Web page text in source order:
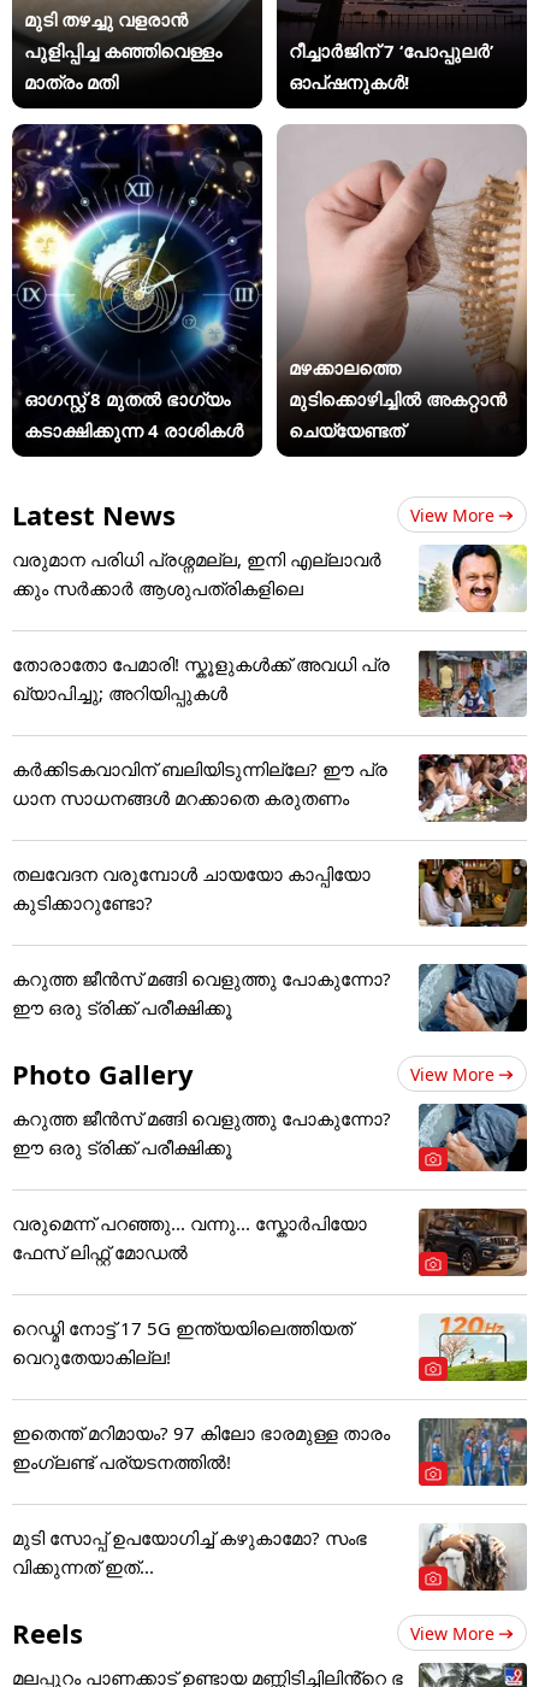
മുടി തഴച്ചു വളരാൻ
പുളിപ്പിച്ച കഞ്ഞിവെള്ളം
മാത്രം മതി
റീച്ചാർജിന് 7 ‘പോപ്പുലർ’
ഓപ്ഷനുകൾ!
ഓഗസ്റ്റ് 8 മുതൽ ഭാഗ്യം
കടാക്ഷിക്കുന്ന 4 രാശികൾ
മഴക്കാലത്തെ
മുടിക്കൊഴിച്ചിൽ അകറ്റാൻ
ചെയ്യേണ്ടത്
Latest News View More
വരുമാന പരിധി പ്രശ്നമല്ല, ഇനി എല്ലാവർ
ക്കും സർക്കാർ ആശുപത്രികളിലെ
തോരാതോ പേമാരി! സ്കൂളുകൾക്ക് അവധി പ്ര
ഖ്യാപിച്ചു; അറിയിപ്പുകൾ
കർക്കിടകവാവിന് ബലിയിടുന്നില്ലേ? ഈ പ്ര
ധാന സാധനങ്ങൾ മറക്കാതെ കരുതണം
തലവേദന വരുമ്പോൾ ചായയോ കാപ്പിയോ
കുടിക്കാറുണ്ടോ?
കറുത്ത ജീൻസ് മങ്ങി വെളുത്തു പോകുന്നോ?
ഈ ഒരു ട്രിക്ക് പരീക്ഷിക്കൂ
Photo Gallery View More
കറുത്ത ജീൻസ് മങ്ങി വെളുത്തു പോകുന്നോ?
ഈ ഒരു ട്രിക്ക് പരീക്ഷിക്കൂ
വരുമെന്ന് പറഞ്ഞു... വന്നു... സ്കോർപിയോ
ഫേസ് ലിഫ്റ്റ് മോഡൽ
റെഡ്മി നോട്ട് 17 5G ഇന്ത്യയിലെത്തിയത്
വെറുതേയാകില്ല!
ഇതെന്ത് മറിമായം? 97 കിലോ ഭാരമുള്ള താരം
ഇംഗ്ലണ്ട് പര്യടനത്തില്‍!
മുടി സോപ്പ് ഉപയോഗിച്ച് കഴുകാമോ? സംഭ
വിക്കുന്നത് ഇത്...
Reels View More
മലപ്പുറം പാണക്കാട് ഉണ്ടായ മണ്ണിടിച്ചിലിൻ്റെ ഭ